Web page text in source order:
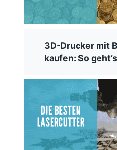
3D-Drucker mit
kaufen: So geht’s